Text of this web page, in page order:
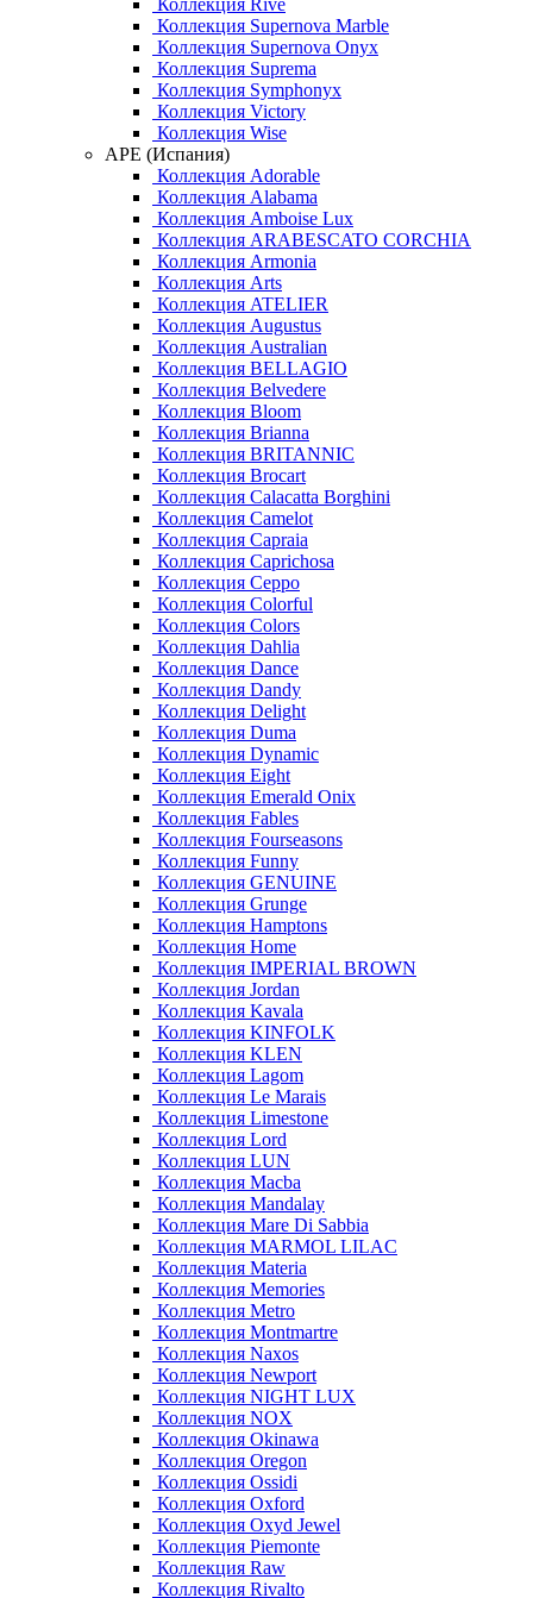
Коллекция Rive
Коллекция Supernova Marble
Коллекция Supernova Onyx
Коллекция Suprema
Коллекция Symphonyx
Коллекция Victory
Коллекция Wise
APE (Испания)
Коллекция Adorable
Коллекция Alabama
Коллекция Amboise Lux
Коллекция ARABESCATO CORCHIA
Коллекция Armonia
Коллекция Arts
Коллекция ATELIER
Коллекция Augustus
Коллекция Australian
Коллекция BELLAGIO
Коллекция Belvedere
Коллекция Bloom
Коллекция Brianna
Коллекция BRITANNIC
Коллекция Brocart
Коллекция Calacatta Borghini
Коллекция Camelot
Коллекция Capraia
Коллекция Caprichosa
Коллекция Ceppo
Коллекция Colorful
Коллекция Colors
Коллекция Dahlia
Коллекция Dance
Коллекция Dandy
Коллекция Delight
Коллекция Duma
Коллекция Dynamic
Коллекция Eight
Коллекция Emerald Onix
Коллекция Fables
Коллекция Fourseasons
Коллекция Funny
Коллекция GENUINE
Коллекция Grunge
Коллекция Hamptons
Коллекция Home
Коллекция IMPERIAL BROWN
Коллекция Jordan
Коллекция Kavala
Коллекция KINFOLK
Коллекция KLEN
Коллекция Lagom
Коллекция Le Marais
Коллекция Limestone
Коллекция Lord
Коллекция LUN
Коллекция Macba
Коллекция Mandalay
Коллекция Mare Di Sabbia
Коллекция MARMOL LILAC
Коллекция Materia
Коллекция Memories
Коллекция Metro
Коллекция Montmartre
Коллекция Naxos
Коллекция Newport
Коллекция NIGHT LUX
Коллекция NOX
Коллекция Okinawa
Коллекция Oregon
Коллекция Ossidi
Коллекция Oxford
Коллекция Oxyd Jewel
Коллекция Piemonte
Коллекция Raw
Коллекция Rivalto